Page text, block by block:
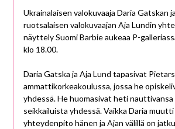
Ukrainalaisen valokuvaaja Daria Gatskan
ruotsalaisen valokuvaajan Aja Lundin
näyttely Suomi Barbie aukeaa P-
klo 18.00.
Daria Gatska ja Aja Lund tapasivat
ammattikorkeakoulussa, jossa he
yhdessä. He huomasivat heti
seikkailuista yhdessä. Vaikka Daria
yhteydenpito hänen ja Ajan välillä on